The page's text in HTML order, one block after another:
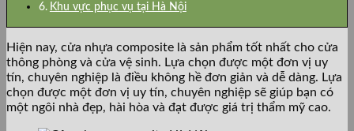
Khu vực phục vụ tại Hà Nội
Hiện nay, cửa nhựa composite là sản phẩm tốt nhất cho cửa
thông phòng và cửa vệ sinh. Lựa chọn được một đơn vị uy
tín, chuyên nghiệp là điều không hề đơn giản và dễ dàng. Lựa
chọn được một đơn vị uy tín, chuyên nghiệp sẽ giúp bạn có
một ngôi nhà đẹp, hài hòa và đạt được giá trị thẩm mỹ cao.